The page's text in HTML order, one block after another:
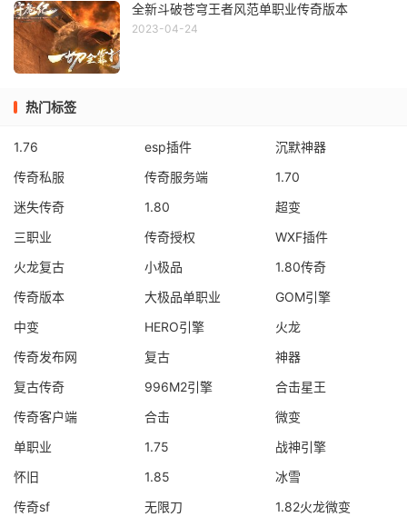
全新斗破苍穹王者风范单职业传奇版本
2023-04-24
热门标签
1.76 esp插件
沉默神器
传奇私服
传奇服务端
1.70
迷失传奇
1.80
超变
三职业
传奇授权
WXF插件
火龙复古
小极品
1.80传奇
传奇版本
大极品单职业
GOM引擎
中变
HERO引擎
火龙
传奇发布网
复古
神器
复古传奇
996M2引擎
合击星王
传奇客户端
合击
微变
单职业
1.75
战神引擎
怀旧
1.85
冰雪
传奇sf
无限刀 1.82火龙微变